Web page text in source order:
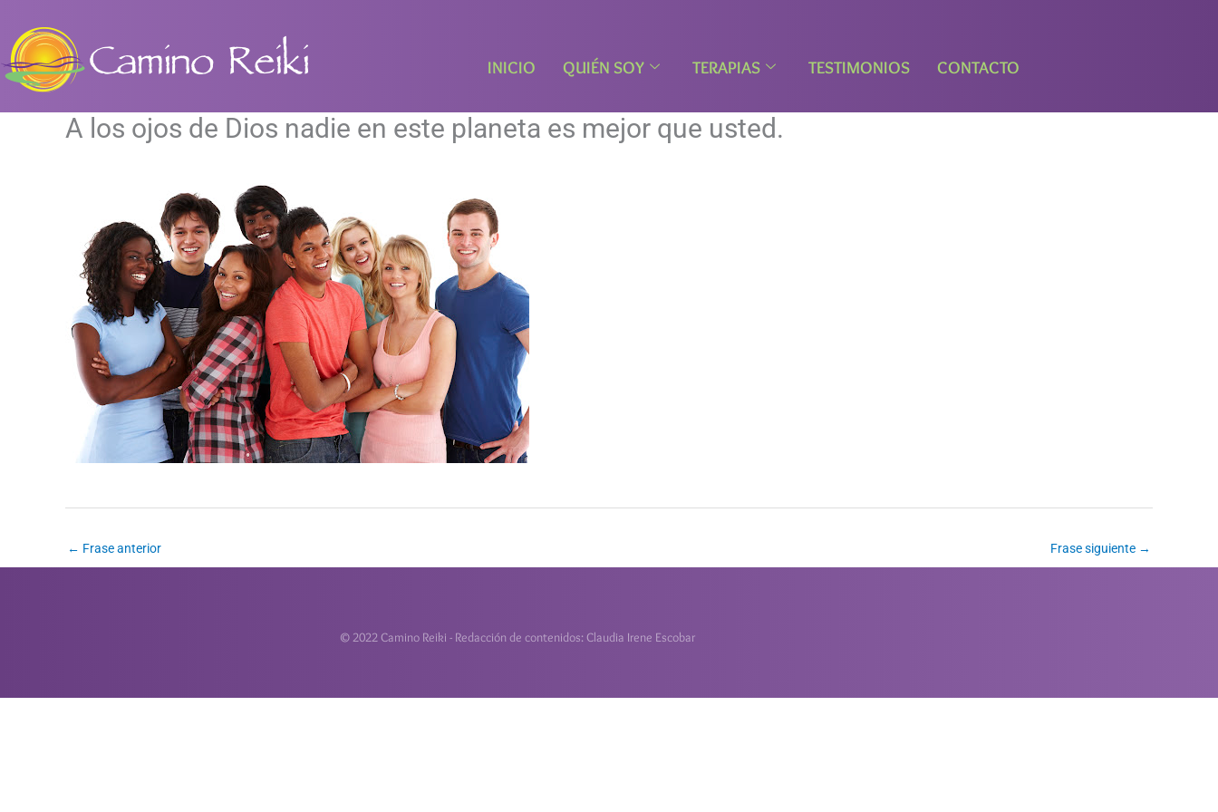
contenido
INICIO QUIÉN SOY TERAPIAS TESTIMONIOS CONTACTO
A los ojos de Dios nadie en este planeta es mejor que usted.
← Frase anterior Frase siguiente →
© 2022 Camino Reiki - Redacción de contenidos: Claudia Irene Escobar